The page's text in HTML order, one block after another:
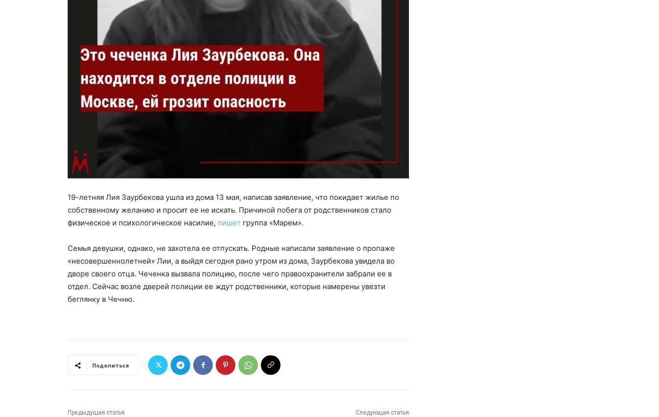
19-летняя Лия Заурбекова ушла из дома 13 мая, написав заявление, что покидает жилье по
собственному желанию и просит ее не искать. Причиной побега от родственников стало
физическое и психологическое насилие, пишет группа «Марем».
Семья девушки, однако, не захотела ее отпускать. Родные написали заявление о пропаже
«несовершеннолетней» Лии, а выйдя сегодня рано утром из дома, Заурбекова увидела во
дворе своего отца. Чеченка вызвала полицию, после чего правоохранители забрали ее в
отдел. Сейчас возле дверей полиции ее ждут родственники, которые намерены увезти
беглянку в Чечню.
Поделиться
Предыдущая статья Следующая статья